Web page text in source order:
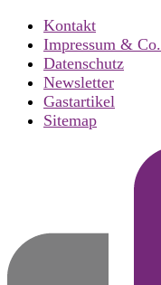
Kontakt
Impressum & Co.
Datenschutz
Newsletter
Gastartikel
Sitemap